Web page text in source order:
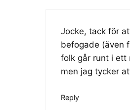
Jocke, tack för
befogade (även
folk går runt i ett
men jag tycker
Reply